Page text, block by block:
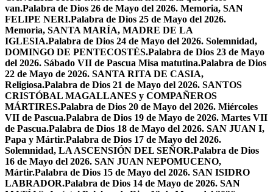
van.Palabra de Dios 26 de Mayo del 2026. Memoria, SAN
FELIPE NERI.Palabra de Dios 25 de Mayo del 2026.
Memoria, SANTA MARÍA, MADRE DE LA
IGLESIA.Palabra de Dios 24 de Mayo del 2026. Solemnidad,
DOMINGO DE PENTECOSTÉS.Palabra de Dios 23 de Mayo
del 2026. Sábado VII de Pascua Misa matutina.Palabra de Dios
22 de Mayo de 2026. SANTA RITA DE CASIA,
Religiosa.Palabra de Dios 21 de Mayo del 2026. SANTOS
CRISTÓBAL MAGALLANES y COMPAÑEROS
MÁRTIRES.Palabra de Dios 20 de Mayo del 2026. Miércoles
VII de Pascua.Palabra de Dios 19 de Mayo de 2026. Martes VII
de Pascua.Palabra de Dios 18 de Mayo del 2026. SAN JUAN I,
Papa y Mártir.Palabra de Dios 17 de Mayo del 2026.
Solemnidad, LA ASCENSIÓN DEL SEÑOR.Palabra de Dios
16 de Mayo del 2026. SAN JUAN NEPOMUCENO,
Mártir.Palabra de Dios 15 de Mayo del 2026. SAN ISIDRO
LABRADOR.Palabra de Dios 14 de Mayo de 2026. SAN